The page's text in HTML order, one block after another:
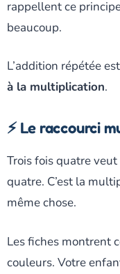
rappellent ce
beaucoup.
L’addition répétée
à la multiplication.
⚡ Le raccourci
Trois fois quatre
quatre. C’est la
même chose.
Les fiches montrent
couleurs. Votre